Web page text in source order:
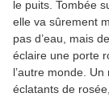
le puits. Tombée
elle va sûrement
pas d’eau, mais
éclaire une porte
l’autre monde.
éclatants de